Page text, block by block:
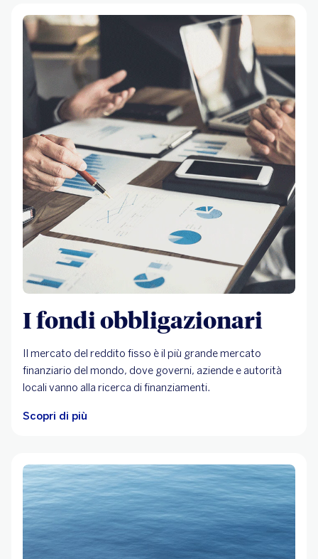
I fondi obbligazionari
Il mercato del reddito fisso è il più grande mercato
finanziario del mondo, dove governi, aziende e autorità
locali vanno alla ricerca di finanziamenti.
Scopri di più